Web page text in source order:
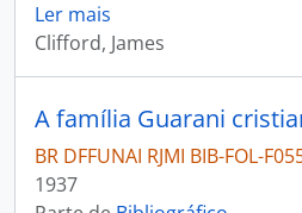
Ler mais
Clifford, James
A família Guarani
BR DFFUNAI RJMI BIB-FOL-
1937